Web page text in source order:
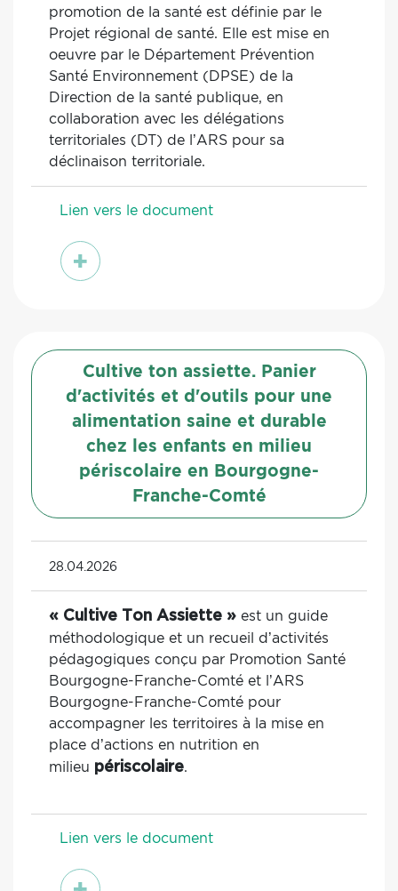
promotion de la santé est définie par le
Projet régional de santé. Elle est mise en
oeuvre par le Département Prévention
Santé Environnement (DPSE) de la
Direction de la santé publique, en
collaboration avec les délégations
territoriales (DT) de l’ARS pour sa
déclinaison territoriale.
Lien vers le document
voir
Cultive ton assiette. Panier
d'activités et d'outils pour une
alimentation saine et durable
chez les enfants en milieu
périscolaire en Bourgogne-
Franche-Comté
28.04.2026
« Cultive Ton Assiette » est un guide
méthodologique et un recueil d’activités
pédagogiques conçu par Promotion Santé
Bourgogne-Franche-Comté et l’ARS
Bourgogne-Franche-Comté pour
accompagner les territoires à la mise en
place d’actions en nutrition en
milieu périscolaire.
Lien vers le document
voir